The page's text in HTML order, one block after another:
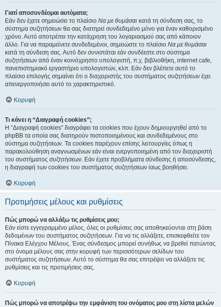
Γιατί αποσυνδέομαι αυτόματα;
Εάν δεν έχετε σημειώσει το πλαίσιο Να με θυμάσαι κατά τη σύνδεση σας, το
σύστημα συζητήσεων θα σας διατηρεί συνδεδεμένο μόνο για έναν καθορισμένο
χρόνο. Αυτό αποτρέπει την κατάχρηση του λογαριασμού σας από κάποιον
άλλο. Για να παραμείνετε συνδεδεμένοι, σημειώστε το πλαίσιο Να με θυμάσαι
κατά τη σύνδεση σας. Αυτό δεν συνιστάται εάν συνδέεστε στο σύστημα
συζητήσεων από έναν κοινόχρηστο υπολογιστή, π.χ. βιβλιοθήκη, internet cafe,
πανεπιστημιακό εργαστήριο υπολογιστών, κλπ. Εάν δεν βλέπετε αυτό το
πλαίσιο επιλογής σημαίνει ότι ο διαχειριστής του συστήματος συζητήσεων έχει
απενεργοποιήσει αυτό το χαρακτηριστικό.
Κορυφή
Τι κάνει η “Διαγραφή cookies”;
Η “Διαγραφή cookies” διαγράφει τα cookies που έχουν δημιουργηθεί από το
phpBB τα οποία σας διατηρούν πιστοποιημένους και συνδεδεμένους στο
σύστημα συζητήσεων. Τα cookies παρέχουν επίσης λειτουργίες όπως η
παρακολούθηση αναγνωσμένων εάν είναι ενεργοποιημένη από τον διαχειριστή
του συστήματος συζητήσεων. Εάν έχετε προβλήματα σύνδεσης ή αποσύνδεσης,
η διαγραφή των cookies του συστήματος συζητήσεων ίσως βοηθήσει.
Κορυφή
Προτιμήσεις μέλους και ρυθμίσεις
Πώς μπορώ να αλλάξω τις ρυθμίσεις μου;
Εάν είστε εγγεγραμμένο μέλος, όλες οι ρυθμίσεις σας αποθηκεύονται στη βάση
δεδομένων του συστήματος συζητήσεων. Για να τις αλλάξετε, επισκεφθείτε τον
Πίνακα Ελέγχου Μέλους. Ένας σύνδεσμος μπορεί συνήθως να βρεθεί πατώντας
στο όνομα μέλους σας στην κορυφή των περισσότερων σελίδων του
συστήματος συζητήσεων. Αυτό το σύστημα θα σας επιτρέψει να αλλάξετε τις
ρυθμίσεις και τις προτιμήσεις σας.
Κορυφή
Πώς μπορώ να αποτρέψω την εμφάνιση του ονόματος μου στη λίστα μελών